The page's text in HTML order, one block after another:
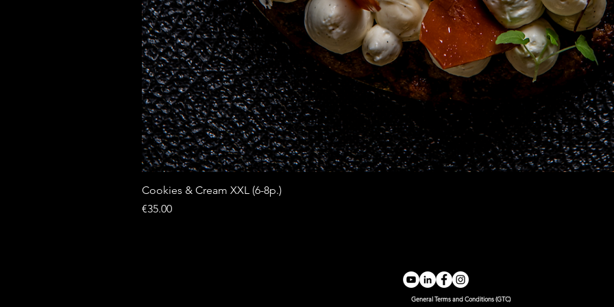
Cookies & Cream XXL (6-8p.)
Price
€35.00
General Terms and Conditions (GTC)